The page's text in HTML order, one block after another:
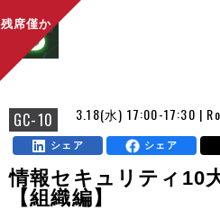
GC-10 3.18(水) 17:00-17:30 |
シェア シェア
残席僅か
情報セキュリティ10
【組織編】